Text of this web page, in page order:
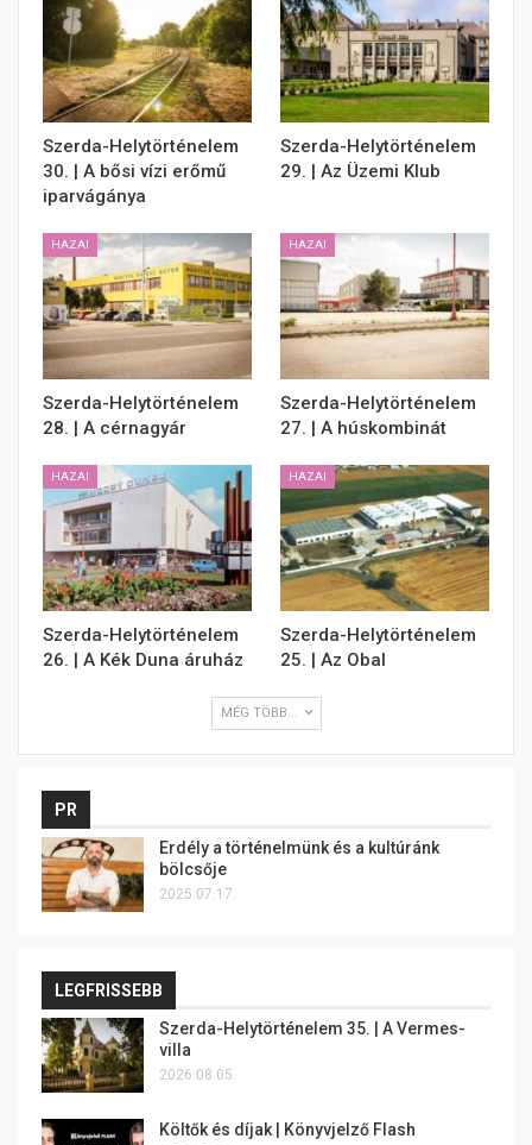
Szerda-Helytörténelem
30. | A bősi vízi erőmű
iparvágánya
Szerda-Helytörténelem
29. | Az Üzemi Klub
HAZAI
Szerda-Helytörténelem
28. | A cérnagyár
HAZAI
Szerda-Helytörténelem
27. | A húskombinát
HAZAI
Szerda-Helytörténelem
26. | A Kék Duna áruház
HAZAI
Szerda-Helytörténelem
25. | Az Obal
MÉG TÖBB...
PR
Erdély a történelmünk és a kultúránk
bölcsője
2025.07.17.
LEGFRISSEBB
Szerda-Helytörténelem 35. | A Vermes-
villa
2026.08.05.
Költők és díjak | Könyvjelző Flash